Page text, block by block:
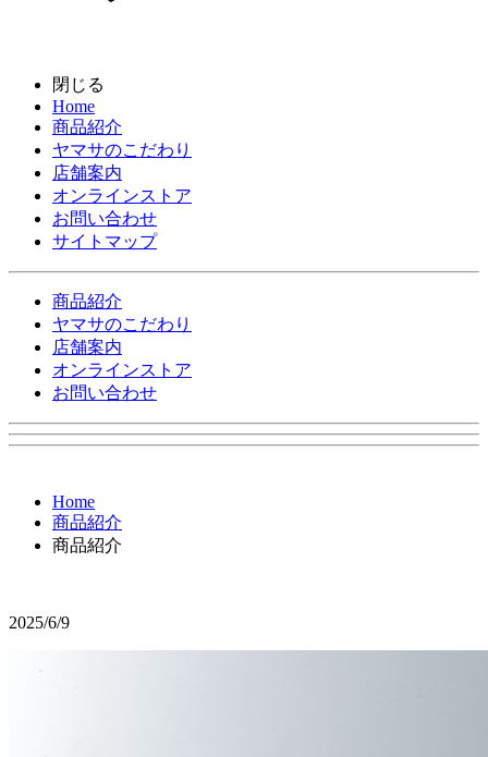
閉じる
Home
商品紹介
ヤマサのこだわり
店舗案内
オンラインストア
お問い合わせ
サイトマップ
商品紹介
ヤマサのこだわり
店舗案内
オンラインストア
お問い合わせ
Home
商品紹介
商品紹介
2025/6/9